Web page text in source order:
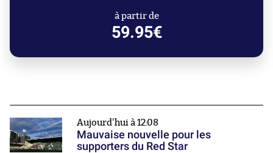
à partir de
59.95€
Aujourd'hui à 12:08
Mauvaise nouvelle pour les
supporters du Red Star